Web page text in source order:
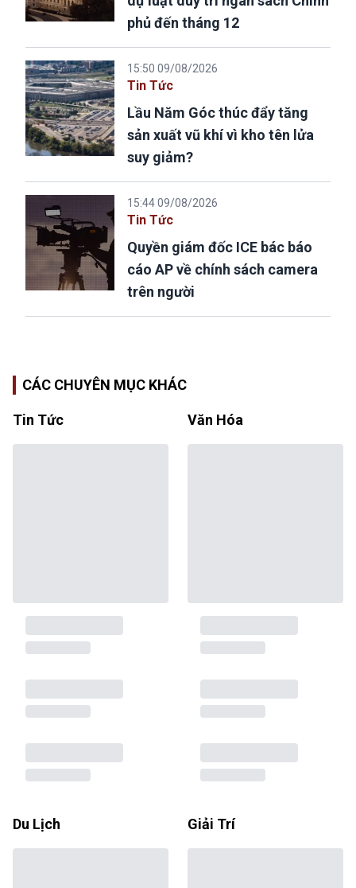
phủ đến tháng 12
15:50 09/08/2026
Tin Tức
Lầu Năm Góc thúc đẩy tăng
sản xuất vũ khí vì kho tên lửa
suy giảm?
15:44 09/08/2026
Tin Tức
Quyền giám đốc ICE bác báo
cáo AP về chính sách camera
trên người
CÁC CHUYÊN MỤC KHÁC
Tin Tức Văn Hóa
Du Lịch Giải Trí